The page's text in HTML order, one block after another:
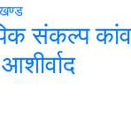
संकल्प